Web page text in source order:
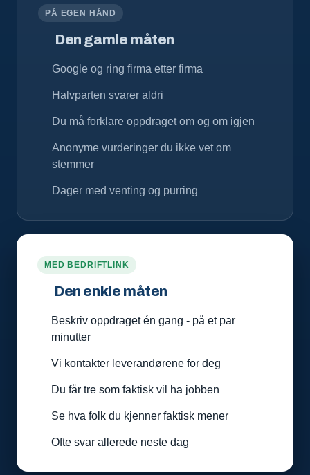
PÅ EGEN HÅND
Den gamle måten
Google og ring firma etter firma
Halvparten svarer aldri
Du må forklare oppdraget om og om igjen
Anonyme vurderinger du ikke vet om
stemmer
Dager med venting og purring
MED BEDRIFTLINK
Den enkle måten
Beskriv oppdraget én gang - på et par
minutter
Vi kontakter leverandørene for deg
Du får tre som faktisk vil ha jobben
Se hva folk du kjenner faktisk mener
Ofte svar allerede neste dag